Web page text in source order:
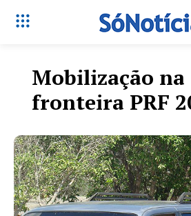
Só
Mobilização na
fronteira PRF